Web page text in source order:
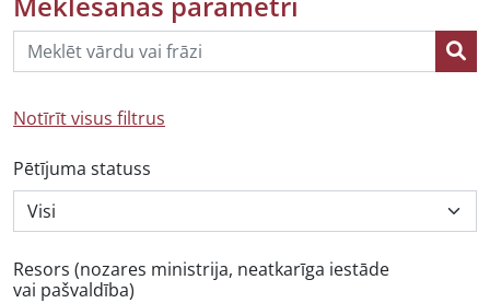
Notīrīt visus filtrus
Pētījuma statuss
Resors (nozares ministrija, neatkarīga iestāde
vai pašvaldība)